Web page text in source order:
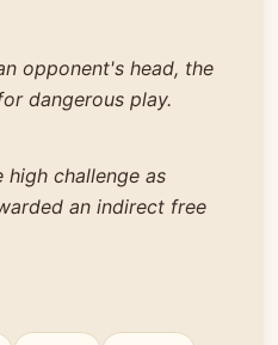
opponent's head, the
dangerous play.
challenge as
an indirect free